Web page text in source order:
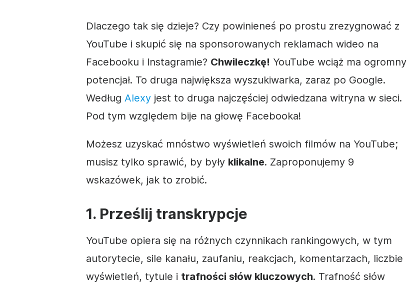
Dlaczego tak się dzieje? Czy powinieneś po prostu zrezygnować z
YouTube i skupić się na sponsorowanych reklamach wideo na
Facebooku i Instagramie? Chwileczkę! YouTube wciąż ma ogromny
potencjał. To druga największa wyszukiwarka, zaraz po Google.
Według Alexy jest to druga najczęściej odwiedzana witryna w sieci.
Pod tym względem bije na głowę Facebooka!
Możesz uzyskać mnóstwo wyświetleń swoich filmów na YouTube;
musisz tylko sprawić, by były klikalne. Zaproponujemy 9
wskazówek, jak to zrobić.
1. Prześlij transkrypcje
YouTube opiera się na różnych czynnikach rankingowych, w tym
autorytecie, sile kanału, zaufaniu, reakcjach, komentarzach, liczbie
wyświetleń, tytule i trafności słów kluczowych. Trafność słów